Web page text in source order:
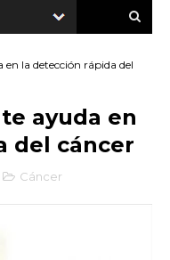
la detección rápida del
ayuda en
del cáncer
Cáncer